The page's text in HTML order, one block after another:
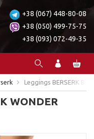
+38 (067) 448-80-08
+38 (050) 499-75-75
+38 (093) 072-49-35
Leggings BERSERK
WONDER